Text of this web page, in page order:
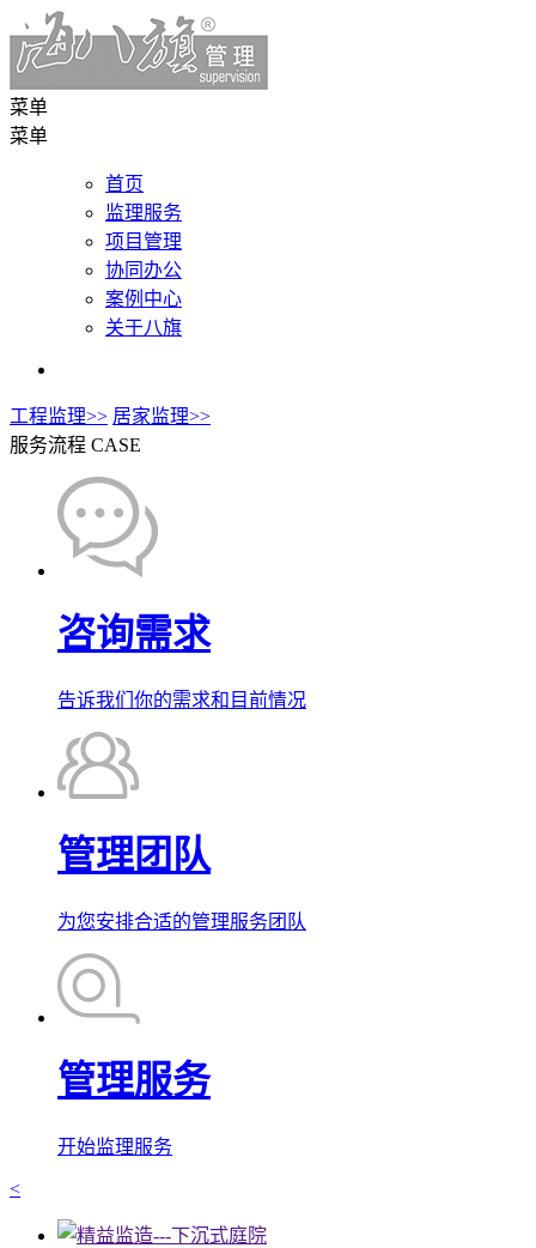
菜单
菜单
首页
监理服务
项目管理
协同办公
案例中心
关于八旗
工程监理>> 居家监理>>
服务流程 CASE
咨询需求
告诉我们你的需求和目前情况
管理团队
为您安排合适的管理服务团队
管理服务
开始监理服务
<